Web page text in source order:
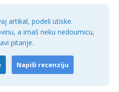
artikal, podeli utiske.
a imaš neku nedoumicu,
pitanje.
Napiši recenziju